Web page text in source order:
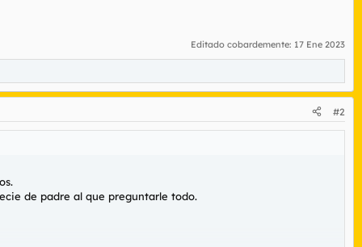
Editado cobardemente: 17 Ene 2023
#2
de padre al que preguntarle todo.